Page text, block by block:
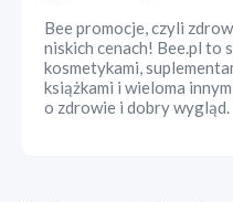
Bee promocje, czyli
niskich cenach! Bee.pl to
kosmetykami,
książkami i wieloma
o zdrowie i dobry wygląd.